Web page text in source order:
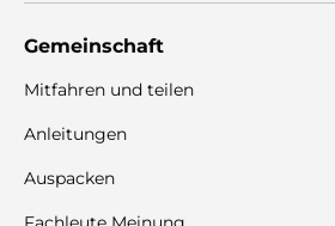
Gemeinschaft
Mitfahren und teilen
Anleitungen
Auspacken